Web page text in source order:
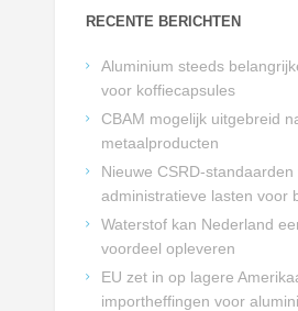
RECENTE BERICHTEN
Aluminium steeds
voor koffiecapsules
CBAM mogelijk uitgebreid
metaalproducten
Nieuwe CSRD-standaarden
administratieve lasten voor
Waterstof kan Nederland
voordeel opleveren
EU zet in op lagere
importheffingen voor